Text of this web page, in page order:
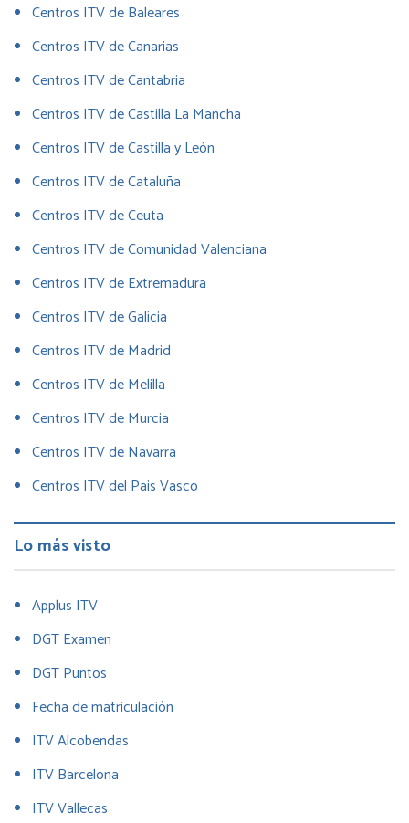
Centros ITV de Baleares
Centros ITV de Canarias
Centros ITV de Cantabria
Centros ITV de Castilla La Mancha
Centros ITV de Castilla y León
Centros ITV de Cataluña
Centros ITV de Ceuta
Centros ITV de Comunidad Valenciana
Centros ITV de Extremadura
Centros ITV de Galícia
Centros ITV de Madrid
Centros ITV de Melilla
Centros ITV de Murcia
Centros ITV de Navarra
Centros ITV del Pais Vasco
Lo más visto
Applus ITV
DGT Examen
DGT Puntos
Fecha de matriculación
ITV Alcobendas
ITV Barcelona
ITV Vallecas